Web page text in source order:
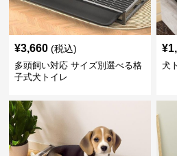
¥3,660 (税込)
多頭飼い対応 サイズ別選べる格
子式犬トイレ
¥
犬